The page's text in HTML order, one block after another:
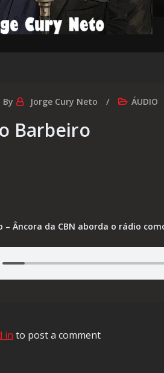
By Jorge Cury Neto ÁUDIO
Barbeiro
– Âncora da CBN aborda o rádio
in to post a comment